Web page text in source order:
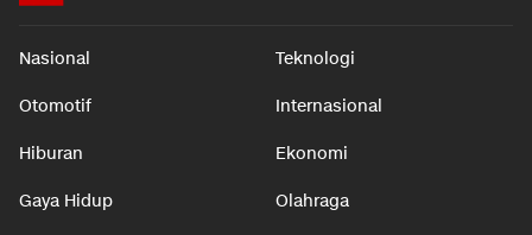
Nasional Teknologi
Otomotif Internasional
Hiburan Ekonomi
Gaya Hidup Olahraga